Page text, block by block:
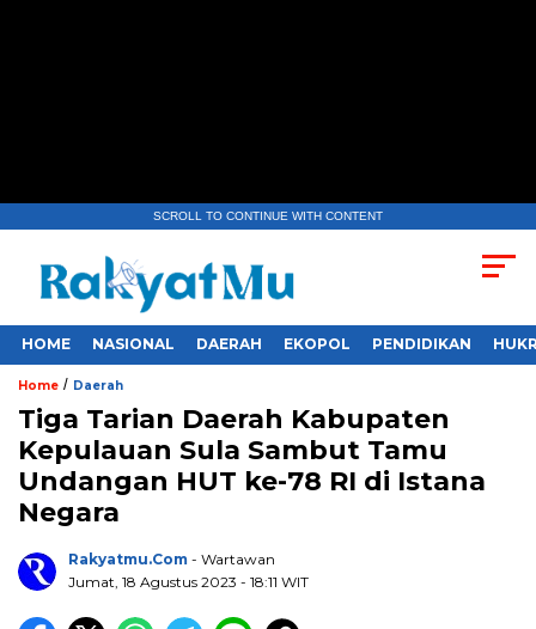
SCROLL TO CONTINUE WITH CONTENT
HOME NASIONAL DAERAH EKOPOL PENDIDIKAN
Home / Daerah
Tiga Tarian Daerah Kabupaten
Kepulauan Sula Sambut Tamu
Undangan HUT ke-78 RI di Istana
Negara
Rakyatmu.com - Wartawan
Jumat, 18 Agustus 2023 - 18:11 WIT